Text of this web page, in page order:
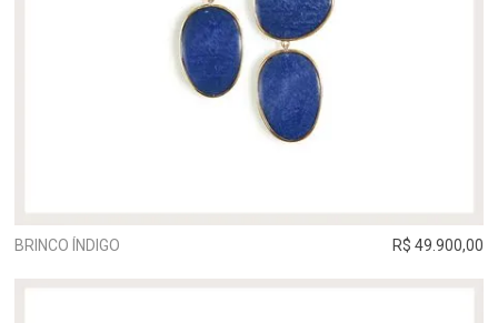
BRINCO ÍNDIGO R$ 49.900,00